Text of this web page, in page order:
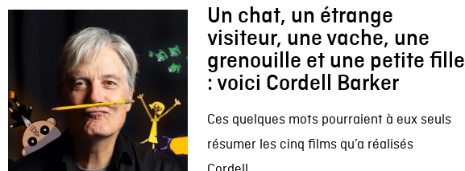
Un chat, un étrange
visiteur, une vache, une
grenouille et une petite fille
: voici Cordell Barker
Ces quelques mots pourraient à eux seuls
résumer les cinq films qu’a réalisés